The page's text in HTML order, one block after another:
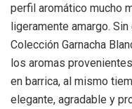
perfil aromático mucho
ligeramente amargo.
Colección Garnacha
los aromas
en barrica, al mismo
elegante, agradable y